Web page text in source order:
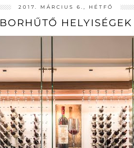
2017. MÁRCIUS 6., HÉTFŐ
BORHŰTŐ HELYISÉGEK